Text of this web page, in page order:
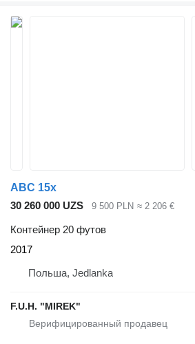
ABC 15x
30 260 000 UZS
9 500 PLN ≈ 2 206 €
Контейнер 20 футов
2017
Польша, Jedlanka
F.U.H. "MIREK"